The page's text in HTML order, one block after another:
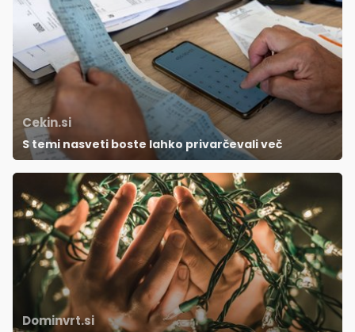
Cekin.si
S temi nasveti boste lahko privarčevali več
Dominvrt.si